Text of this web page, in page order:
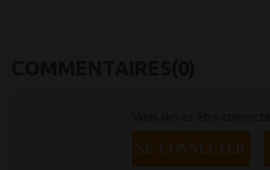
SE CONNECTER